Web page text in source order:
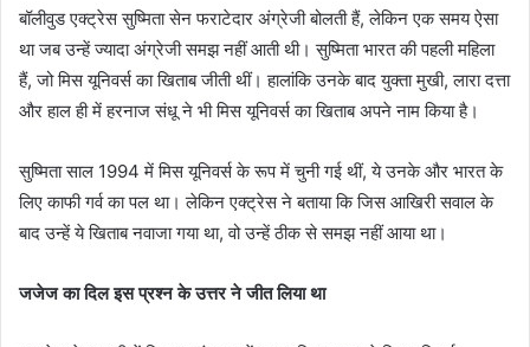
a
n
a
l
बॉलीवुड एक्ट्रेस सुष्मिता सेन फराटेदार अंग्रेजी बोलती हैं, लेकिन एक समय ऐसा
था जब उन्हें ज्यादा अंग्रेजी समझ नहीं आती थी। सुष्मिता भारत की पहली महिला
हैं, जो मिस यूनिवर्स का खिताब जीती थीं। हालांकि उनके बाद युक्ता मुखी, लारा दत्ता
और हाल ही में हरनाज संधू ने भी मिस यूनिवर्स का खिताब अपने नाम किया है।
सुष्मिता साल 1994 में मिस यूनिवर्स के रूप में चुनी गई थीं, ये उनके और भारत के
लिए काफी गर्व का पल था। लेकिन एक्ट्रेस ने बताया कि जिस आखिरी सवाल के
बाद उन्हें ये खिताब नवाजा गया था, वो उन्हें ठीक से समझ नहीं आया था।
जजेज का दिल इस प्रश्न के उत्तर ने जीत लिया था